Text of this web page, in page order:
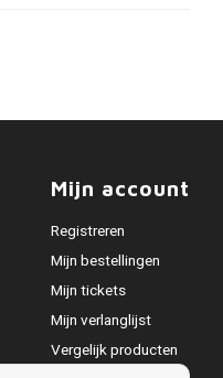
Mijn account
Registreren
Mijn bestellingen
Mijn tickets
Mijn verlanglijst
Vergelijk producten